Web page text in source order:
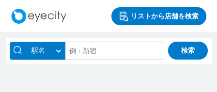
リストから店舗を検索
駅名 検索